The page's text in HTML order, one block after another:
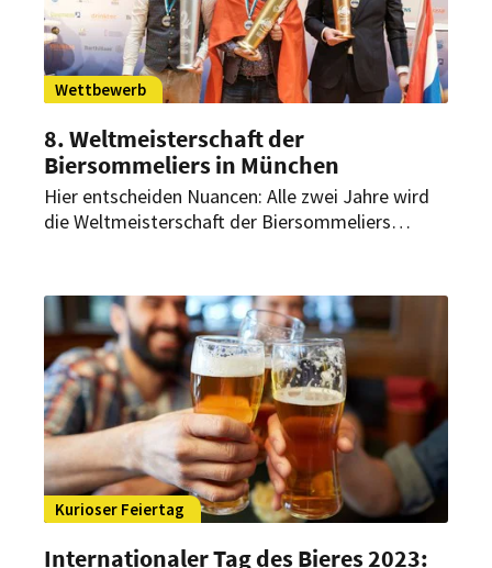
Wettbewerb
8. Weltmeisterschaft der
Biersommeliers in München
Hier entscheiden Nuancen: Alle zwei Jahre wird
die Weltmeisterschaft der Biersommeliers
Kurioser Feiertag
Internationaler Tag des Bieres 2023: